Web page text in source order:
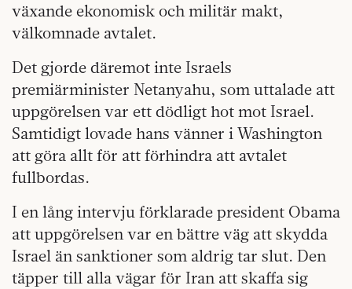
växande ekonomisk och militär makt,
välkomnade avtalet.
Det gjorde däremot inte Israels
premiärminister Netanyahu, som uttalade att
uppgörelsen var ett dödligt hot mot Israel.
Samtidigt lovade hans vänner i Washington
att göra allt för att förhindra att avtalet
fullbordas.
I en lång intervju förklarade president Obama
att uppgörelsen var en bättre väg att skydda
Israel än sanktioner som aldrig tar slut. Den
täpper till alla vägar för Iran att skaffa sig